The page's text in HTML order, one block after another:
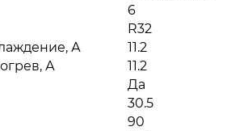
6
R32
А
11.2
А
11.2
Да
30.5
90